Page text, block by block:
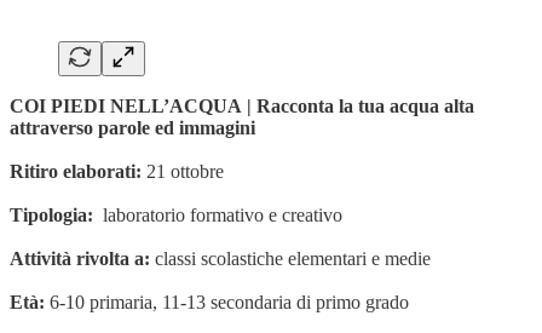
COI PIEDI NELL’ACQUA | Racconta la tua acqua alta
attraverso parole ed immagini
Ritiro elaborati: 21 ottobre
Tipologia: laboratorio formativo e creativo
Attività rivolta a: classi scolastiche elementari e medie
Età: 6-10 primaria, 11-13 secondaria di primo grado